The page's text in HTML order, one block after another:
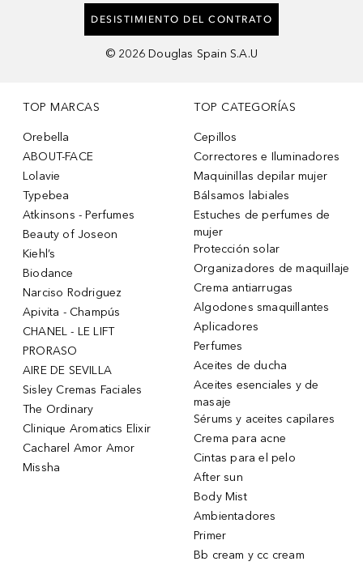
DESISTIMIENTO DEL CONTRATO
© 2026 Douglas Spain S.A.U
TOP MARCAS
Orebella
ABOUT-FACE
Lolavie
Typebea
Atkinsons - Perfumes
Beauty of Joseon
Kiehl’s
Biodance
Narciso Rodriguez
Apivita - Champús
CHANEL - LE LIFT
PRORASO
AIRE DE SEVILLA
Sisley Cremas Faciales
The Ordinary
Clinique Aromatics Elixir
Cacharel Amor Amor
Missha
TOP CATEGORÍAS
Cepillos
Correctores e Iluminadores
Maquinillas depilar mujer
Bálsamos labiales
Estuches de perfumes de
mujer
Protección solar
Organizadores de maquillaje
Crema antiarrugas
Algodones smaquillantes
Aplicadores
Perfumes
Aceites de ducha
Aceites esenciales y de
masaje
Sérums y aceites capilares
Crema para acne
Cintas para el pelo
After sun
Body Mist
Ambientadores
Primer
Bb cream y cc cream